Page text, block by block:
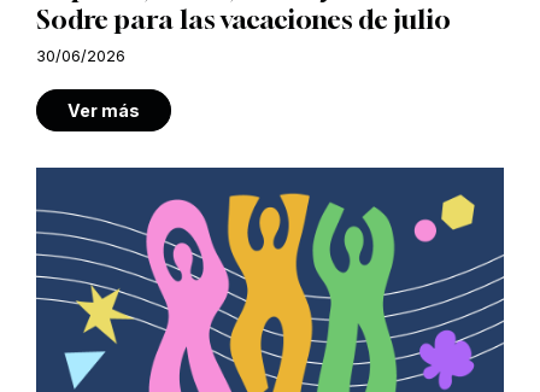
Sodre para las vacaciones de julio
30/06/2026
Ver más